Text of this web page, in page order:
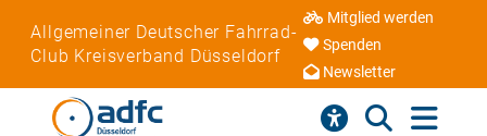
Allgemeiner Deutscher Fahrrad-
Club Kreisverband Düsseldorf
Mitglied werden
Spenden
Newsletter